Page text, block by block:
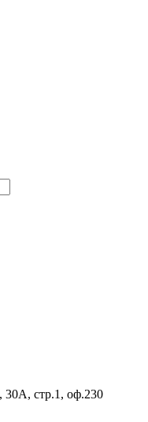
30А, стр.1, оф.230